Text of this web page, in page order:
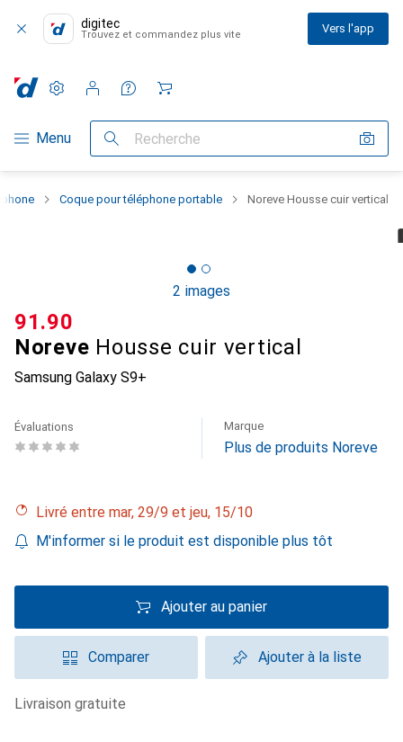
digitec
Trouvez et commandez plus vite Vers l'app
Navigation par catégorie
Menu Recherche
Paramètres
Compte client
Listes de comparaison
Listes d'envies
Panier
Coque pour téléphone portable Noreve Housse cuir vertical
2 images
Noreve Housse cuir vertical
Samsung Galaxy S9+
CHF
91.90
Évaluations Marque
Plus de produits Noreve
Livré entre mar, 29/9 et jeu, 15/10
M'informer si le produit est disponible plus tôt
Ajouter au panier
Comparer Ajouter à la liste
livraison gratuite